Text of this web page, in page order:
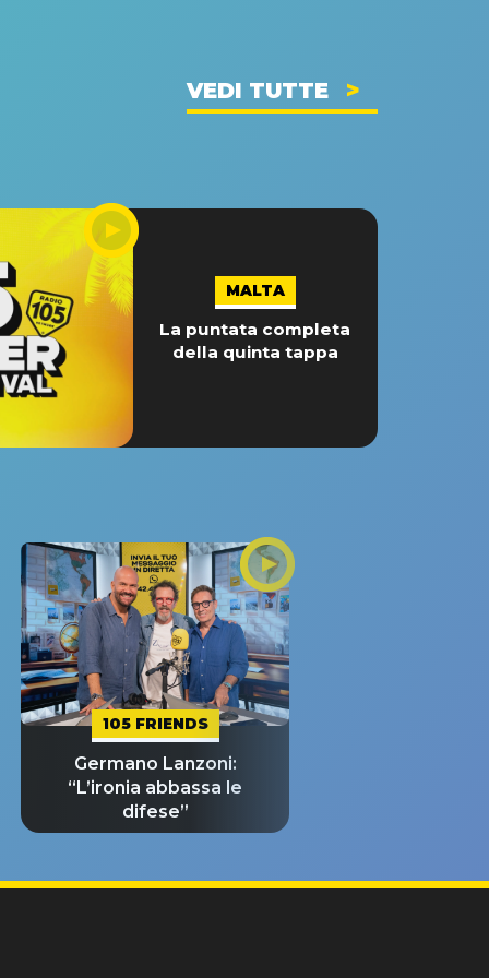
VEDI TUTTE
MALTA
La puntata completa
della quinta tappa
105 FRIENDS
Germano Lanzoni:
“L’ironia abbassa le
difese”